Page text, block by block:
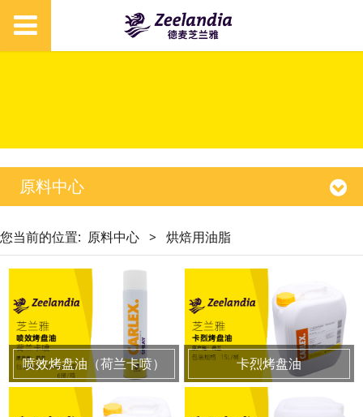
原料中心
您当前的位置: 原料中心 > 烘焙用油脂
喷效烤盘油（荷兰卡喷） 卡烈烤盘油